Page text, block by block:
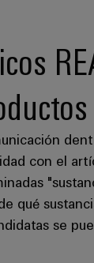
con el
qué
se